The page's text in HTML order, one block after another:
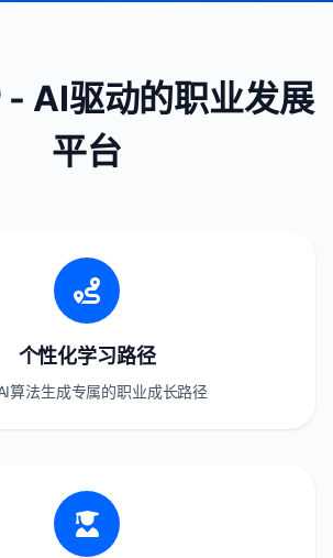
- AI驱动的职业发展
平台
个性化学习路径
算法生成专属的职业成长路径